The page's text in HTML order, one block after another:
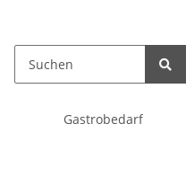
Gastrobedarf